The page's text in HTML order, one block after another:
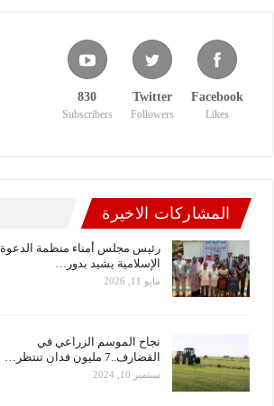
Facebook
Likes
Twitter
Followers
830
Subscribers
المشاركات الاخيرة
رئيس مجلس أمناء منظمة الدعوة
الإسلامية يشيد بدور…
مايو 11, 2026
نجاح الموسم الزراعي في
القضارف..7 مليون فدان تنتظر…
سبتمبر 10, 2024